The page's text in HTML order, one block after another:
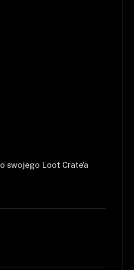
swojego Loot Crate’a